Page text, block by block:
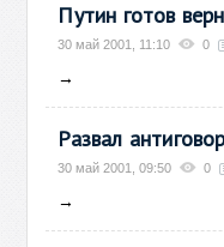
Путин готов
30 май 2001, 11:10 0
→
Развал
30 май 2001, 09:50 0
→